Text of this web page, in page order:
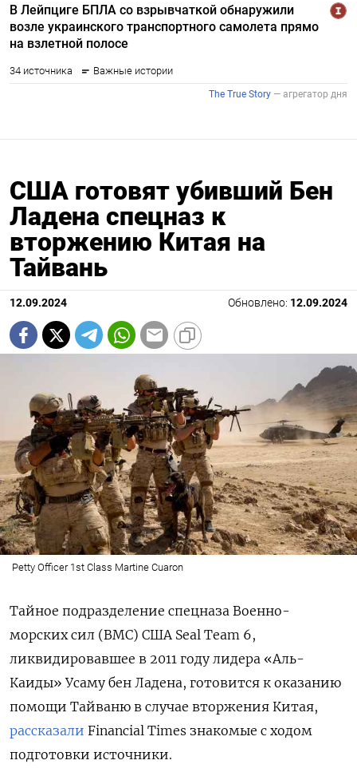
США готовят убивший Бен
Ладена спецназ к
вторжению Китая на
Тайвань
12.09.2024 Обновлено: 12.09.2024
Petty Officer 1st Class Martine Cuaron
Тайное подразделение спецназа Военно-
морских сил (ВМС) США Seal Team 6,
ликвидировавшее в 2011 году лидера «Аль-
Каиды» Усаму бен Ладена, готовится к оказанию
помощи Тайваню в случае вторжения Китая,
рассказали Financial Times знакомые с ходом
подготовки источники.